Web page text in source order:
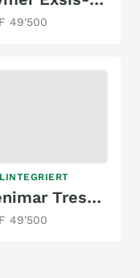
49'500
Benimar Tressoro 463 Northautokapp
49'500